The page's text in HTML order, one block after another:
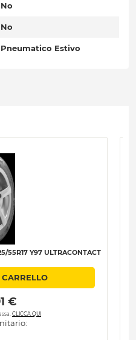
No
No
Pneumatico Estivo
55R17 Y97 ULTRACONTACT
€
CLICCA QUI